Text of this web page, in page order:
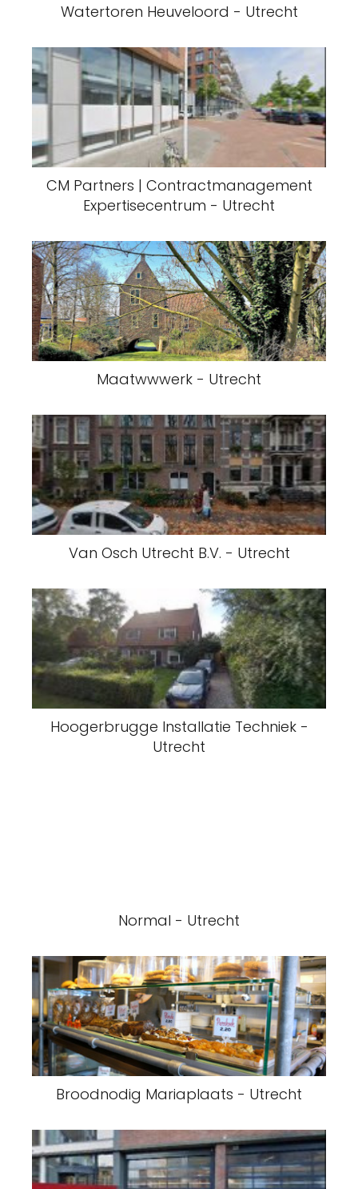
Watertoren Heuveloord - Utrecht
CM Partners | Contractmanagement
Expertisecentrum - Utrecht
Maatwwwerk - Utrecht
Van Osch Utrecht B.V. - Utrecht
Hoogerbrugge Installatie Techniek -
Utrecht
Normal - Utrecht
Broodnodig Mariaplaats - Utrecht